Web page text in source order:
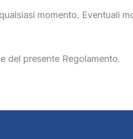
momento. Eventuali
del presente Regolamento.